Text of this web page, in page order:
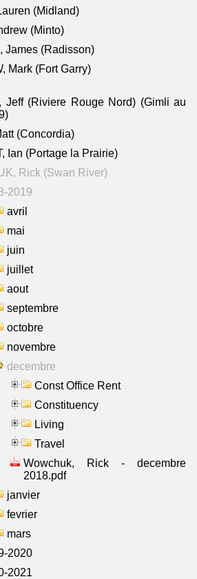
(Midland)
(Minto)
James (Radisson)
Mark (Fort Garry)
Jeff (Riviere Rouge Nord) (Gimli au
(Concordia)
Ian (Portage la Prairie)
Rick (Swan River)
2019
avril
mai
juin
juillet
aout
septembre
octobre
novembre
decembre
Const Office Rent
Constituency
Living
Travel
Wowchuk, Rick - decembre
2018.pdf
janvier
fevrier
mars
2020
2021